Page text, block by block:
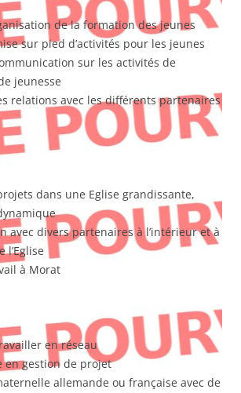
de la formation des jeunes
sur pied d’activités pour les jeunes
sur les activités de
jeunesse
relations avec les différents partenaires
dans une Eglise grandissante,
avec divers partenaires à l’intérieur et à
l’Eglise
à Morat
en réseau
en gestion de projet
allemande ou française avec de